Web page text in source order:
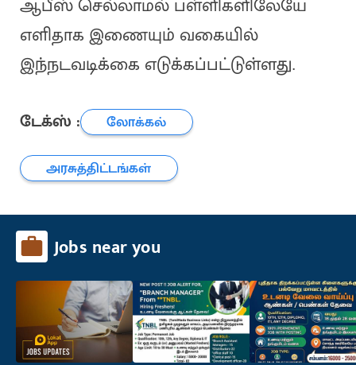
ஆபீஸ் செல்லாமல் பள்ளிகளிலேயே
எளிதாக இணையும் வகையில்
இந்நடவடிக்கை எடுக்கப்பட்டுள்ளது.
டேக்ஸ் :
லோக்கல்
அரசுத்திட்டங்கள்
Jobs near you